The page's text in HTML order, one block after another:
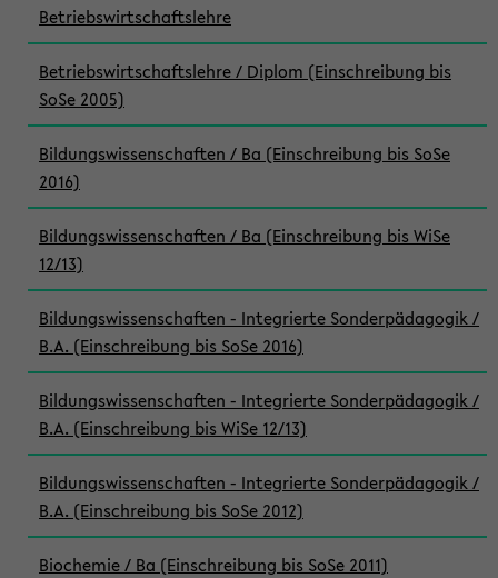
Betriebswirtschaftslehre
Betriebswirtschaftslehre / Diplom (Einschreibung bis
SoSe 2005)
Bildungswissenschaften / Ba (Einschreibung bis SoSe
2016)
Bildungswissenschaften / Ba (Einschreibung bis WiSe
12/13)
Bildungswissenschaften - Integrierte Sonderpädagogik /
B.A. (Einschreibung bis SoSe 2016)
Bildungswissenschaften - Integrierte Sonderpädagogik /
B.A. (Einschreibung bis WiSe 12/13)
Bildungswissenschaften - Integrierte Sonderpädagogik /
B.A. (Einschreibung bis SoSe 2012)
Biochemie / Ba (Einschreibung bis SoSe 2011)